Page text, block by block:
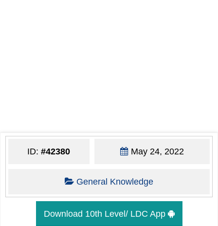
ID:#42380 May 24, 2022
General Knowledge
Download 10th Level/ LDC App